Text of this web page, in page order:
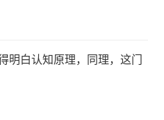
白认知原理，同理，这门